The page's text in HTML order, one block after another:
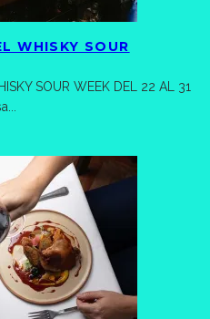
WHISKY SOUR
SOUR WEEK DEL 22 AL 31